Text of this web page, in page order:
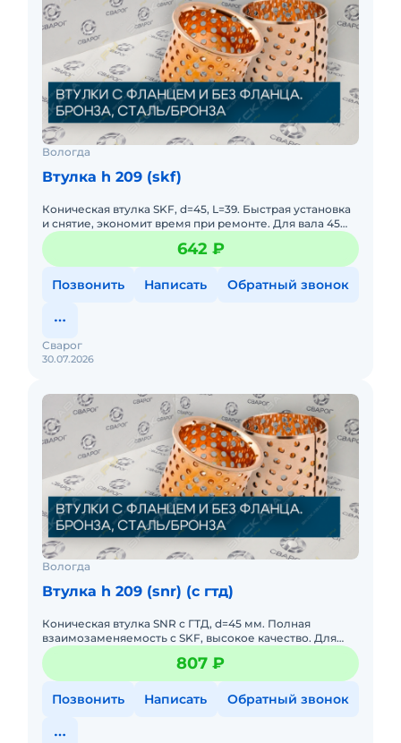
Вологда
Втулка h 209 (skf)
Коническая втулка SKF, d=45, L=39. Быстрая установка
и снятие, экономит время при ремонте. Для вала 45
мм.
642 ₽
Позвонить Написать Обратный звонок
30.07.2026
Сварог
Вологда
Втулка h 209 (snr) (c гтд)
Коническая втулка SNR с ГТД, d=45 мм. Полная
взаимозаменяемость с SKF, высокое качество. Для
фиксации подшипников.
807 ₽
Позвонить Написать Обратный звонок